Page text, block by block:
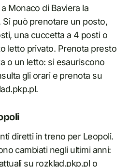
Monaco di Baviera la
Si può prenotare un posto,
una cuccetta a 4 posti o
letto privato. Prenota presto
o un letto: si esauriscono
gli orari e prenota su
diretti in treno per Leopoli.
cambiati negli ultimi anni:
su rozklad.pkp.pl o